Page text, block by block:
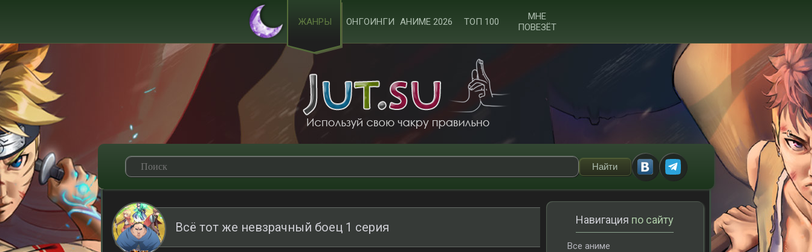
ЖАНРЫ ОНГОИНГИ АНИМЕ 2026 ТОП 100
МНЕ
ПОВЕЗЁТ
Всё тот же невзрачный боец 1 серия
Навигация по сайту
Все аниме